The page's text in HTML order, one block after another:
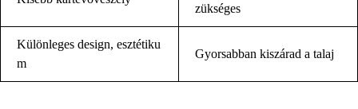
zükséges
Különleges design, esztétiku
m
Gyorsabban kiszárad a talaj